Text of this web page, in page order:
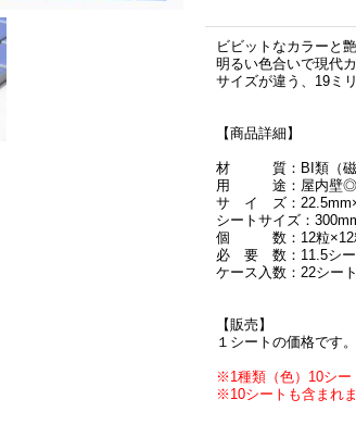
ビビットなカラーと
明るい色合いで現代カ
サイズが違う、19ミ
【商品詳細】
材 質：BI類（磁
用 途：屋内壁◎・
サ イ ズ：
シートサイズ：
個 数：12粒×12
必 要 数：11.5シー
ケース入数：22シー
【販売】
１シートの価格です
※1種類（色）10シー
※10シートも含まれ